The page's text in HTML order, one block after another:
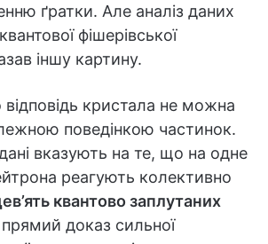
ґратки. Але аналіз даних
фішерівської
іншу картину.
кристала не можна
поведінкою частинок.
вказують на те, що на одне
реагують колективно
квантово заплутаних
доказ сильної